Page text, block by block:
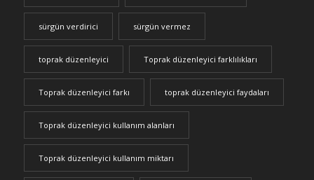
sürgün verdirici sürgün vermez
toprak düzenleyici Toprak düzenleyici farklılıkları
Toprak düzenleyici farkı toprak düzenleyici faydaları
Toprak düzenleyici kullanım alanları
Toprak düzenleyici kullanım miktarı